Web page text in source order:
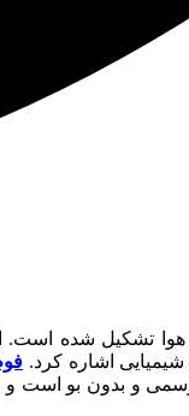
تشکیل شده
اشاره کرد.
و بدون بو است و